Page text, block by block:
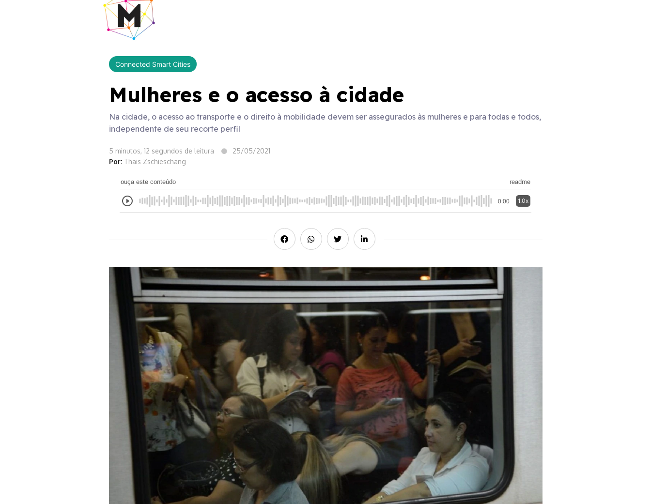
Connected Smart Cities
Mulheres e o acesso à cidade
Na cidade, o acesso ao transporte e o direito à mobilidade devem ser assegurados às mulheres e para todas e todos,
independente de seu recorte perfil
5 minutos, 12 segundos de leitura
25/05/2021
Por: Thais Zschieschang
ouça este conteúdo readme
0:00 1.0x